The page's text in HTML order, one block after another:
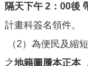
首
頁
網
隔天下午 2：00後
計畫科簽名領件。
（2）為便民及縮
之地籍圖謄本正本